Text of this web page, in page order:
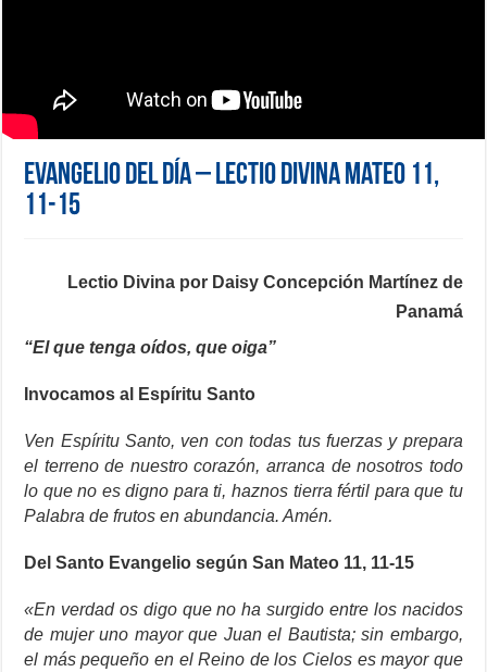
Evangelio del día – Lectio Divina Mateo 11,
11-15
Lectio Divina por Daisy Concepción Martínez de
Panamá
“El que tenga oídos, que oiga”
Invocamos al Espíritu Santo
Ven Espíritu Santo, ven con todas tus fuerzas y prepara
el terreno de nuestro corazón, arranca de nosotros todo
lo que no es digno para ti, haznos tierra fértil para que tu
Palabra de frutos en abundancia. Amén.
Del Santo Evangelio según San Mateo 11, 11-15
«En verdad os digo que no ha surgido entre los nacidos
de mujer uno mayor que Juan el Bautista; sin embargo,
el más pequeño en el Reino de los Cielos es mayor que